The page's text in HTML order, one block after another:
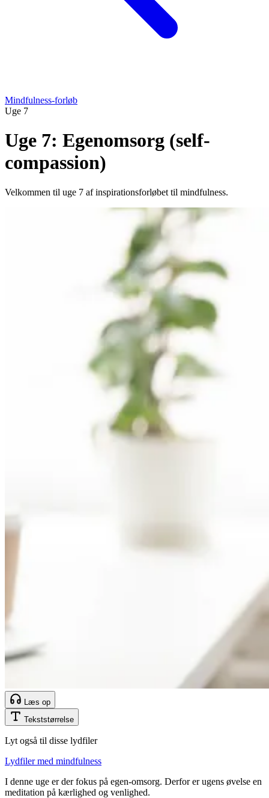
Mindfulness-forløb
Uge 7
Uge 7: Egenomsorg (self-
compassion)
Velkommen til uge 7 af inspirationsforløbet til mindfulness.
Læs op
Tekststørrelse
Lyt også til disse lydfiler
Lydfiler med mindfulness
I denne uge er der fokus på egen-omsorg. Derfor er ugens øvelse en
meditation på kærlighed og venlighed.